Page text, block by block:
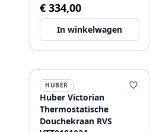
€ 334,00
In winkelwagen
HUBER
Huber Victorian
Thermostatische
Douchekraan RVS